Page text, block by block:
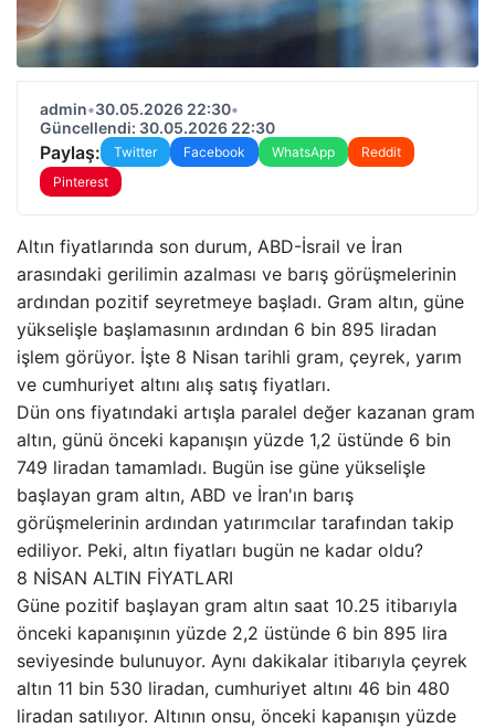
admin•30.05.2026 22:30•
Güncellendi: 30.05.2026 22:30
Paylaş: Twitter Facebook WhatsApp
Reddit
Pinterest
Altın fiyatlarında son durum, ABD-İsrail ve İran
arasındaki gerilimin azalması ve barış görüşmelerinin
ardından pozitif seyretmeye başladı. Gram altın, güne
yükselişle başlamasının ardından 6 bin 895 liradan
işlem görüyor. İşte 8 Nisan tarihli gram, çeyrek, yarım
ve cumhuriyet altını alış satış fiyatları.
Dün ons fiyatındaki artışla paralel değer kazanan gram
altın, günü önceki kapanışın yüzde 1,2 üstünde 6 bin
749 liradan tamamladı. Bugün ise güne yükselişle
başlayan gram altın, ABD ve İran'ın barış
görüşmelerinin ardından yatırımcılar tarafından takip
ediliyor. Peki, altın fiyatları bugün ne kadar oldu?
8 NİSAN ALTIN FİYATLARI
Güne pozitif başlayan gram altın saat 10.25 itibarıyla
önceki kapanışının yüzde 2,2 üstünde 6 bin 895 lira
seviyesinde bulunuyor. Aynı dakikalar itibarıyla çeyrek
altın 11 bin 530 liradan, cumhuriyet altını 46 bin 480
liradan satılıyor. Altının onsu, önceki kapanışın yüzde